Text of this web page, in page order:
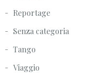
Reportage
Senza categoria
Tango
Viaggio